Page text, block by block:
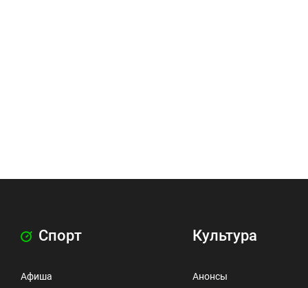
Спорт
Афиша
Культура
Анонсы